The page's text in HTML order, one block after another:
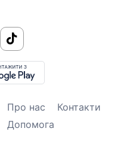
Про нас
Контакти
Допомога